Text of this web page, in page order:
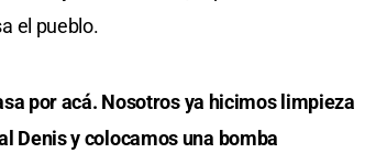
el pueblo.
por acá. Nosotros ya hicimos limpieza
Denis y colocamos una bomba